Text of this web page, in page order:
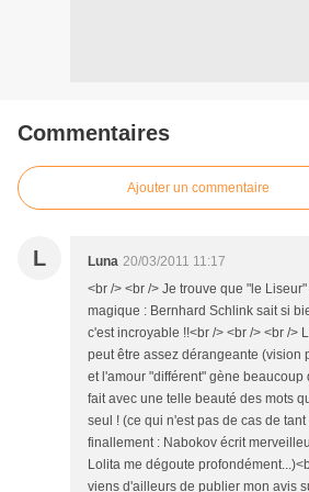
Commentaires
Ajouter un commentaire
L Luna 20/03/2011 11:17
<br /> <br /> Je trouve que "le
magique : Bernhard Schlink sait si
c'est incroyable !!<br /> <br /> <br />
peut être assez dérangeante (vision
et l'amour "différent" gène beaucoup
fait avec une telle beauté des mots
seul ! (ce qui n'est pas de cas de
finallement : Nabokov écrit
Lolita me dégoute
viens d'ailleurs de publier mon avis